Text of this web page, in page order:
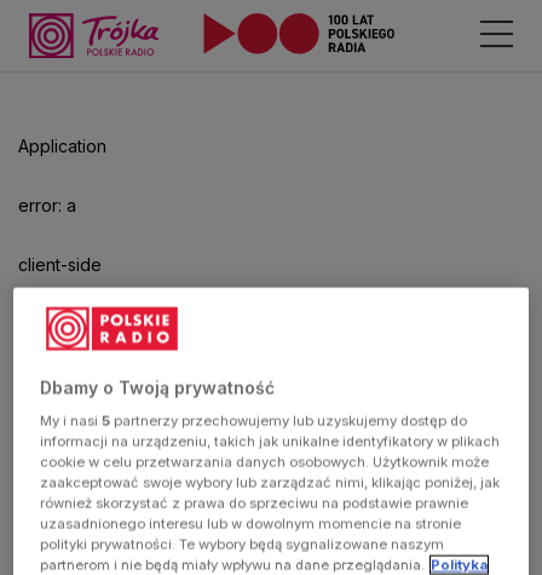
Application
error: a
client-side
exception
has
occurred
(see the
browser
aby
odtwarzać.
Dbamy o Twoją prywatność
My i nasi5 partnerzy przechowujemy lub uzyskujemy dostęp do
informacji na urządzeniu, takich jak unikalne identyfikatory w plikach
cookie w celu przetwarzania danych osobowych. Użytkownik może
zaakceptować swoje wybory lub zarządzać nimi, klikając poniżej, jak
również skorzystać z prawa do sprzeciwu na podstawie prawnie
uzasadnionego interesu lub w dowolnym momencie na stronie
polityki prywatności. Te wybory będą sygnalizowane naszym
partnerom i nie będą miały wpływu na dane przeglądania. Polityka